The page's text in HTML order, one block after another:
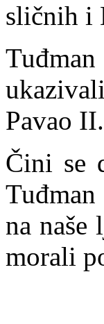
sličnih i
Pavao II.
Čini se
na naše
morali